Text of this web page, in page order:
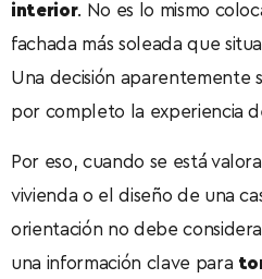
interior. No es lo mismo
fachada más soleada que
Una decisión aparentemente
por completo la experiencia
Por eso, cuando se está
vivienda o el diseño de una
orientación no debe
una información clave para